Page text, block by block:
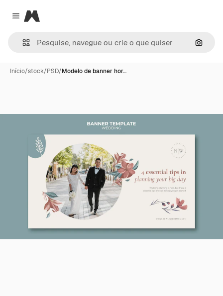
Close menu
Magnific
Início/stock/PSD/Modelo de banner hor…